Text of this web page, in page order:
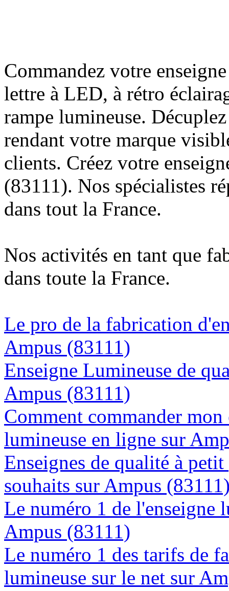
Commandez votre
lettre à LED, à rétro
rampe lumineuse.
rendant votre marque
clients. Créez votre
(83111). Nos spécialistes
dans tout la France.
Nos activités en tant que
dans toute la France.
Le pro de la fabrication
Ampus (83111)
Enseigne Lumineuse de
Ampus (83111)
Comment commander
lumineuse en ligne sur
Enseignes de qualité à
souhaits sur Ampus
Le numéro 1 de l'enseigne
Ampus (83111)
Le numéro 1 des tarifs de
lumineuse sur le net sur